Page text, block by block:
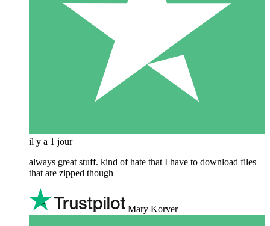
il y a 1 jour
always great stuff. kind of hate that I have to download files
that are zipped though
Mary Korver